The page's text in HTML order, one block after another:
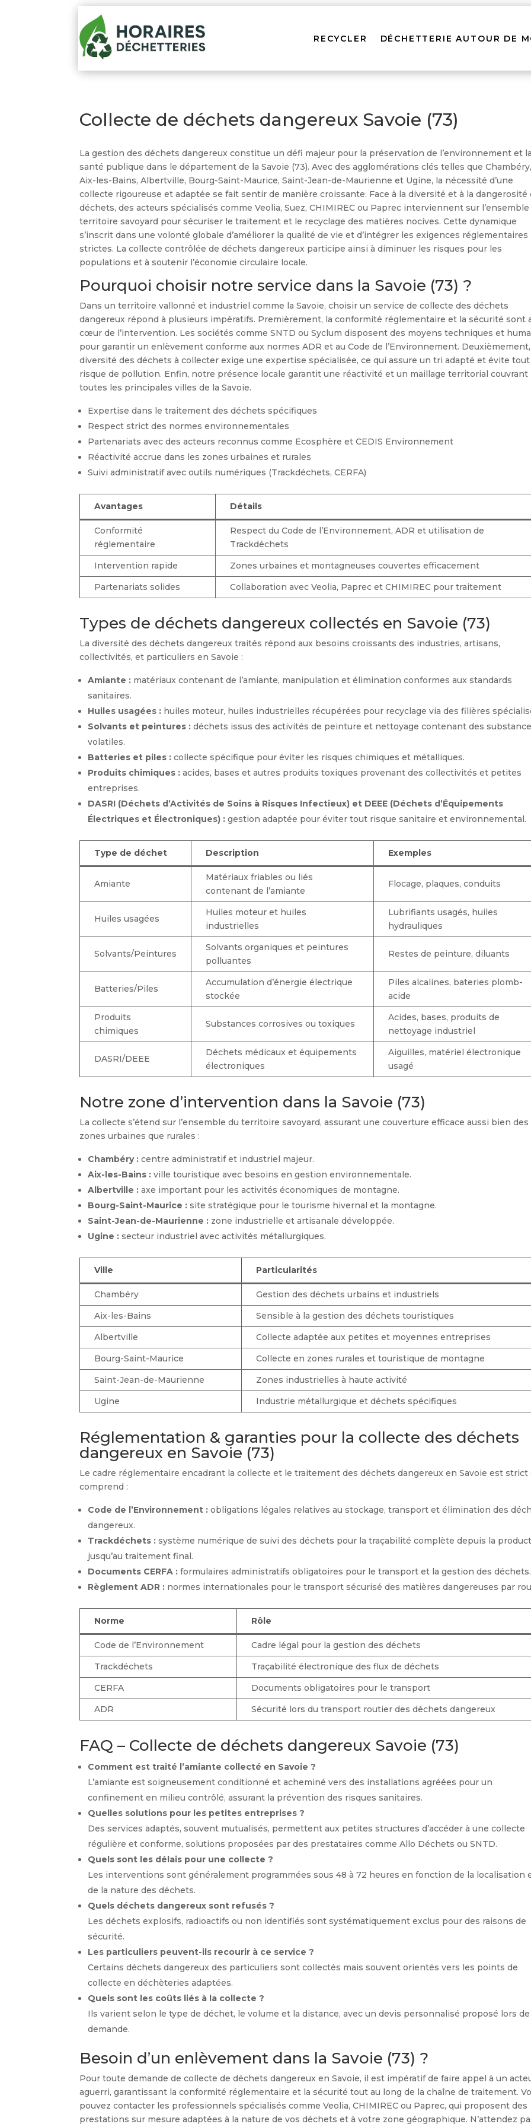
RECYCLER DÉCHETTERIE AUTOUR DE
Collecte de déchets dangereux Savoie (73)
La gestion des déchets dangereux constitue un défi majeur pour la préservation de l’environnement et la
santé publique dans le département de la Savoie (73). Avec des agglomérations clés telles que Chambéry,
Aix-les-Bains, Albertville, Bourg-Saint-Maurice, Saint-Jean-de-Maurienne et Ugine, la nécessité d’une
collecte rigoureuse et adaptée se fait sentir de manière croissante. Face à la diversité et à la dangerosité
déchets, des acteurs spécialisés comme Veolia, Suez, CHIMIREC ou Paprec interviennent sur l’ensemble
territoire savoyard pour sécuriser le traitement et le recyclage des matières nocives. Cette dynamique
s’inscrit dans une volonté globale d’améliorer la qualité de vie et d’intégrer les exigences réglementaires
strictes. La collecte contrôlée de déchets dangereux participe ainsi à diminuer les risques pour les
populations et à soutenir l’économie circulaire locale.
Pourquoi choisir notre service dans la Savoie (73) ?
Dans un territoire vallonné et industriel comme la Savoie, choisir un service de collecte des déchets
dangereux répond à plusieurs impératifs. Premièrement, la conformité réglementaire et la sécurité sont
cœur de l’intervention. Les sociétés comme SNTD ou Syclum disposent des moyens techniques et
pour garantir un enlèvement conforme aux normes ADR et au Code de l’Environnement. Deuxièmement,
diversité des déchets à collecter exige une expertise spécialisée, ce qui assure un tri adapté et évite tout
risque de pollution. Enfin, notre présence locale garantit une réactivité et un maillage territorial couvrant
toutes les principales villes de la Savoie.
Expertise dans le traitement des déchets spécifiques
Respect strict des normes environnementales
Partenariats avec des acteurs reconnus comme Ecosphère et CEDIS Environnement
Réactivité accrue dans les zones urbaines et rurales
Suivi administratif avec outils numériques (Trackdéchets, CERFA)
Avantages Détails
Conformité
réglementaire
Respect du Code de l’Environnement, ADR et utilisation de
Trackdéchets
Intervention rapide
Zones urbaines et montagneuses couvertes efficacement
Partenariats solides
Collaboration avec Veolia, Paprec et CHIMIREC pour traitement
Types de déchets dangereux collectés en Savoie (73)
La diversité des déchets dangereux traités répond aux besoins croissants des industries, artisans,
collectivités, et particuliers en Savoie :
Amiante : matériaux contenant de l’amiante, manipulation et élimination conformes aux standards
sanitaires.
Huiles usagées : huiles moteur, huiles industrielles récupérées pour recyclage via des filières
Solvants et peintures : déchets issus des activités de peinture et nettoyage contenant des
volatiles.
Batteries et piles : collecte spécifique pour éviter les risques chimiques et métalliques.
Produits chimiques : acides, bases et autres produits toxiques provenant des collectivités et petites
entreprises.
DASRI (Déchets d’Activités de Soins à Risques Infectieux) et DEEE (Déchets d’Équipements
Électriques et Électroniques) : gestion adaptée pour éviter tout risque sanitaire et environnemental.
Type de déchet Description Exemples
Amiante
Matériaux friables ou liés
contenant de l’amiante
Flocage, plaques, conduits
Huiles usagées
Huiles moteur et huiles
industrielles
Lubrifiants usagés, huiles
hydrauliques
Solvants/Peintures
Solvants organiques et peintures
polluantes
Restes de peinture, diluants
Batteries/Piles
Accumulation d’énergie électrique
stockée
Piles alcalines, bateries plomb-
acide
Produits
chimiques
Substances corrosives ou toxiques
Acides, bases, produits de
nettoyage industriel
DASRI/DEEE
Déchets médicaux et équipements
électroniques
Aiguilles, matériel électronique
usagé
Notre zone d’intervention dans la Savoie (73)
La collecte s’étend sur l’ensemble du territoire savoyard, assurant une couverture efficace aussi bien des
zones urbaines que rurales :
Chambéry : centre administratif et industriel majeur.
Aix-les-Bains : ville touristique avec besoins en gestion environnementale.
Albertville : axe important pour les activités économiques de montagne.
Bourg-Saint-Maurice : site stratégique pour le tourisme hivernal et la montagne.
Saint-Jean-de-Maurienne : zone industrielle et artisanale développée.
Ugine : secteur industriel avec activités métallurgiques.
Ville Particularités
Chambéry
Gestion des déchets urbains et industriels
Aix-les-Bains
Sensible à la gestion des déchets touristiques
Albertville
Collecte adaptée aux petites et moyennes entreprises
Bourg-Saint-Maurice
Collecte en zones rurales et touristique de montagne
Saint-Jean-de-Maurienne
Zones industrielles à haute activité
Ugine
Industrie métallurgique et déchets spécifiques
Réglementation & garanties pour la collecte des déchets
dangereux en Savoie (73)
Le cadre réglementaire encadrant la collecte et le traitement des déchets dangereux en Savoie est strict
comprend :
Code de l’Environnement : obligations légales relatives au stockage, transport et élimination des
dangereux.
Trackdéchets : système numérique de suivi des déchets pour la traçabilité complète depuis la
jusqu’au traitement final.
Documents CERFA : formulaires administratifs obligatoires pour le transport et la gestion des déchets.
Règlement ADR : normes internationales pour le transport sécurisé des matières dangereuses par
Norme Rôle
Code de l’Environnement
Cadre légal pour la gestion des déchets
Trackdéchets
Traçabilité électronique des flux de déchets
CERFA
Documents obligatoires pour le transport
ADR
Sécurité lors du transport routier des déchets dangereux
FAQ – Collecte de déchets dangereux Savoie (73)
Comment est traité l’amiante collecté en Savoie ?
L’amiante est soigneusement conditionné et acheminé vers des installations agréées pour un
confinement en milieu contrôlé, assurant la prévention des risques sanitaires.
Quelles solutions pour les petites entreprises ?
Des services adaptés, souvent mutualisés, permettent aux petites structures d’accéder à une collecte
régulière et conforme, solutions proposées par des prestataires comme Allo Déchets ou SNTD.
Quels sont les délais pour une collecte ?
Les interventions sont généralement programmées sous 48 à 72 heures en fonction de la localisation
de la nature des déchets.
Quels déchets dangereux sont refusés ?
Les déchets explosifs, radioactifs ou non identifiés sont systématiquement exclus pour des raisons de
sécurité.
Les particuliers peuvent-ils recourir à ce service ?
Certains déchets dangereux des particuliers sont collectés mais souvent orientés vers les points de
collecte en déchèteries adaptées.
Quels sont les coûts liés à la collecte ?
Ils varient selon le type de déchet, le volume et la distance, avec un devis personnalisé proposé lors de
demande.
Besoin d’un enlèvement dans la Savoie (73) ?
Pour toute demande de collecte de déchets dangereux en Savoie, il est impératif de faire appel à un
aguerri, garantissant la conformité réglementaire et la sécurité tout au long de la chaîne de traitement.
pouvez contacter les professionnels spécialisés comme Veolia, CHIMIREC ou Paprec, qui proposent des
prestations sur mesure adaptées à la nature de vos déchets et à votre zone géographique. N’attendez